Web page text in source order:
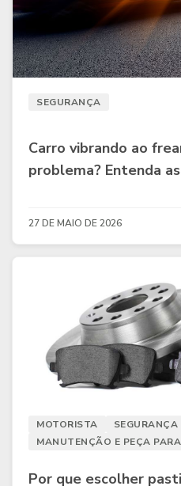
SEGURANÇA
Carro vibrando ao
problema? Entenda
27 DE MAIO DE 2026
MOTORISTA
SEGURANÇA
MANUTENÇÃO E PEÇA
Por que escolher